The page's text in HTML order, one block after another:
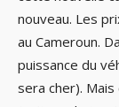
nouveau. Les
au Cameroun.
puissance du
sera cher).